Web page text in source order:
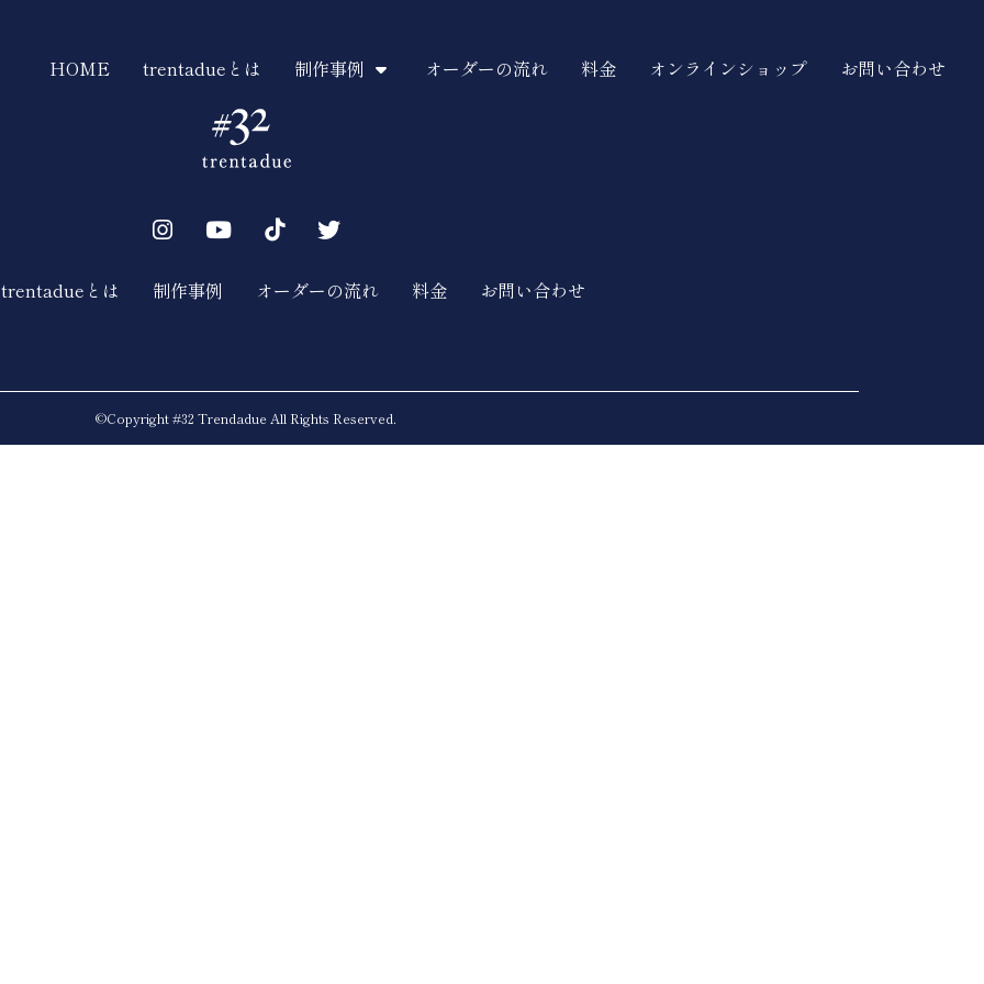
HOME trentadueとは 制作事例 オーダーの流れ 料金 オンラインショップ お問い合わせ
trentadueとは 制作事例 オーダーの流れ 料金 お問い合わせ
©︎Copyright #32 Trendadue All Rights Reserved.